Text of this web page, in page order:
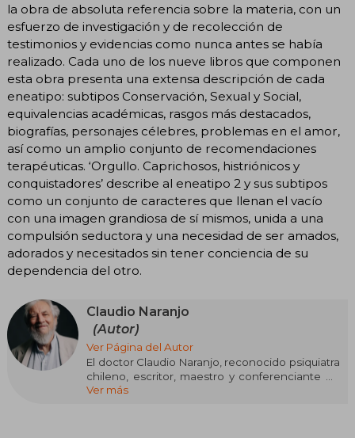
la obra de absoluta referencia sobre la materia, con un
esfuerzo de investigación y de recolección de
testimonios y evidencias como nunca antes se había
realizado. Cada uno de los nueve libros que componen
esta obra presenta una extensa descripción de cada
eneatipo: subtipos Conservación, Sexual y Social,
equivalencias académicas, rasgos más destacados,
biografías, personajes célebres, problemas en el amor,
así como un amplio conjunto de recomendaciones
terapéuticas. ‘Orgullo. Caprichosos, histriónicos y
conquistadores’ describe al eneatipo 2 y sus subtipos
como un conjunto de caracteres que llenan el vacío
con una imagen grandiosa de sí mismos, unida a una
compulsión seductora y una necesidad de ser amados,
adorados y necesitados sin tener conciencia de su
dependencia del otro.
Claudio Naranjo
(Autor)
Ver Página del Autor
El doctor Claudio Naranjo, reconocido psiquiatra
chileno, escritor, maestro y conferenciante de
renombre internacional, es considerado
Ver más